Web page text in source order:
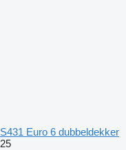
S431 Euro 6 dubbeldekker
25